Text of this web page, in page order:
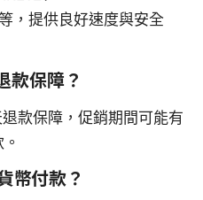
，提供良好速度與安全
款保障？
款保障，促銷期間可能有
幣付款？